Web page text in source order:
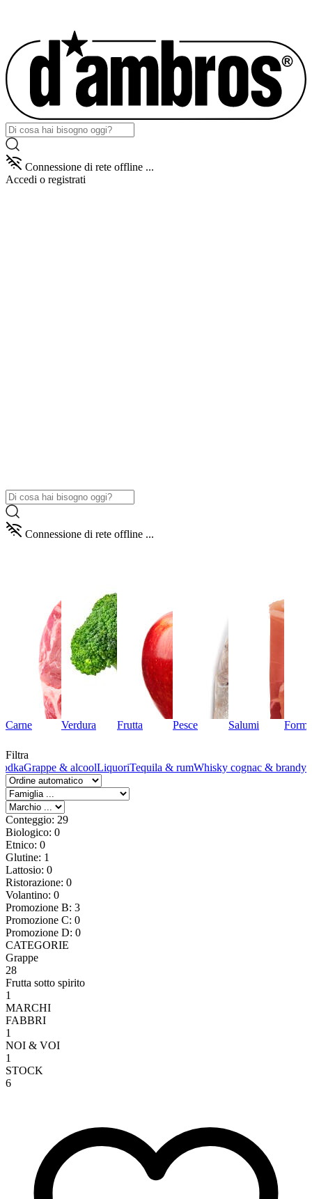
Connessione di rete offline ...
Accedi o registrati
Connessione di rete offline ...
Carne Verdura Frutta Pesce Salumi
Filtra
Grappe & alcoolLiquoriTequila & rumWhisky cognac & brandy
Conteggio: 29
Biologico: 0
Etnico: 0
Glutine: 1
Lattosio: 0
Ristorazione: 0
Volantino: 0
Promozione B: 3
Promozione C: 0
Promozione D: 0
CATEGORIE
Grappe
28
Frutta sotto spirito
1
MARCHI
FABBRI
1
NOI & VOI
1
STOCK
6